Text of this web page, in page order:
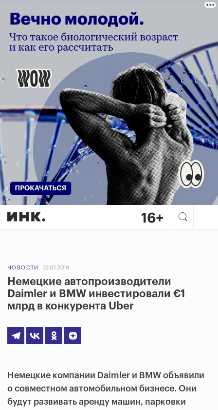
НОВОСТИ 22.02.2019
Немецкие автопроизводители
Daimler и BMW инвестировали €1
млрд в конкурента Uber
Немецкие компании Daimler и BMW объявили
о совместном автомобильном бизнесе. Они
будут развивать аренду машин, парковки